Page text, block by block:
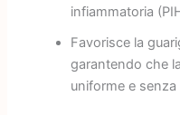
infiammatoria
Favorisce la
garantendo che
uniforme e senza